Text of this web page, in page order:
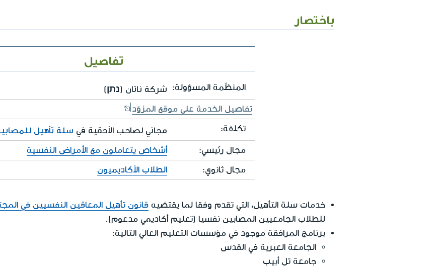
باختصار
تفاصيل
المنظّمة المسؤولة: شركة ناتان (נתן)
تفاصيل الخدمة على موقع المزوّد
تكلفة: مجاني لصاحب الأحقية في سلة تأهيل
مجال رئيسي: أشخاص يتعاملون مع الأمراض النفسية
مجال ثانوي: الطلاب الأكاديميون
خدمات سلة التأهيل، التي تقدم وفقا لما يقتضيه قانون تأهيل المعاقين النفسيين في
للطلاب الجامعيين المصابين نفسيا (تعليم أكاديمي مدعوم).
برنامج المرافقة موجود في مؤسسات التعليم العالي التالية:
الجامعة العبرية في القدس
جامعة تل أبيب